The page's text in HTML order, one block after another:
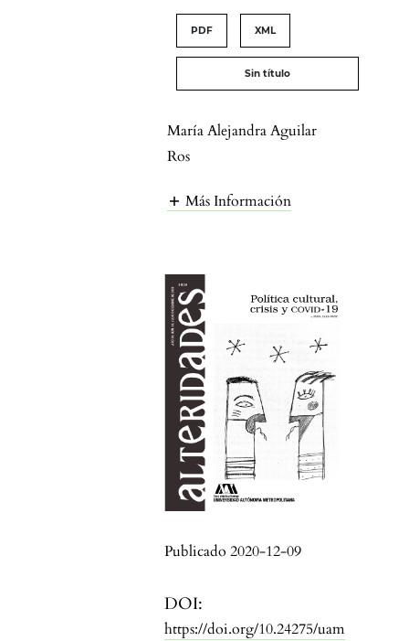
PDF XML
Sin título
María Alejandra Aguilar
Ros
Más Información
DOI:
https://doi.org/10.24275/uam
Publicado 2020-12-09